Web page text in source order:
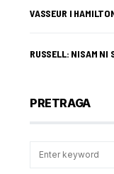
VASSEUR I
RUSSELL: NISAM
PRETRAGA